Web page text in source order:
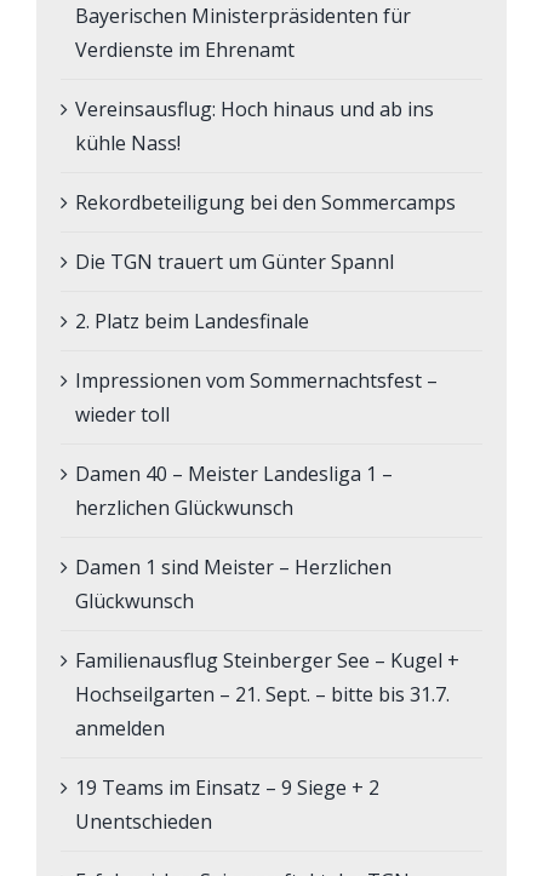
Bayerischen Ministerpräsidenten für
Verdienste im Ehrenamt
Vereinsausflug: Hoch hinaus und ab ins
kühle Nass!
Rekordbeteiligung bei den Sommercamps
Die TGN trauert um Günter Spannl
2. Platz beim Landesfinale
Impressionen vom Sommernachtsfest –
wieder toll
Damen 40 – Meister Landesliga 1 –
herzlichen Glückwunsch
Damen 1 sind Meister – Herzlichen
Glückwunsch
Familienausflug Steinberger See – Kugel +
Hochseilgarten – 21. Sept. – bitte bis 31.7.
anmelden
19 Teams im Einsatz – 9 Siege + 2
Unentschieden